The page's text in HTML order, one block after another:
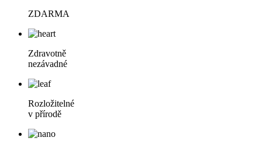
ZDARMA
Zdravotně
nezávadné
Rozložitelné
v přírodě